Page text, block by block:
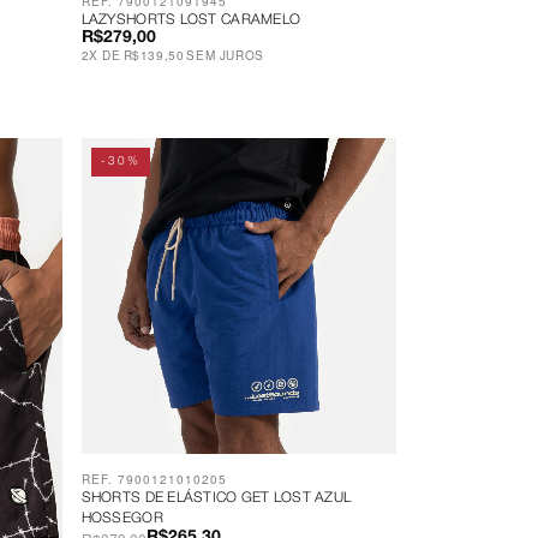
LAZYSHORTS LOST CARAMELO
R$279,00
2X DE R$139,50 SEM JUROS
SHORTS DE ELÁSTICO GET LOST AZUL
HOSSEGOR
REF. 7900121010205
-30%